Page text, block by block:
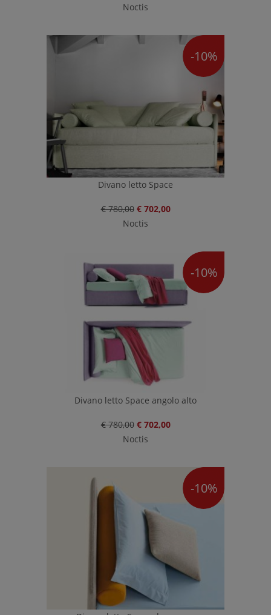
Noctis
-10%
Divano letto Space
€ 780,00 € 702,00
Noctis
-10%
Divano letto Space angolo alto
€ 780,00 € 702,00
Noctis
-10%